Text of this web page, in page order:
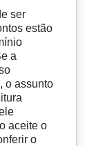
ser
estão
a
o assunto
aceite o
o